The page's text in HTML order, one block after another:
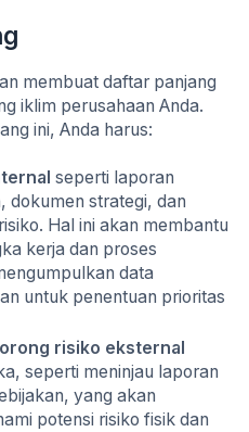
membuat daftar panjang
iklim perusahaan Anda.
ini, Anda harus:
seperti laporan
dokumen strategi, dan
Hal ini akan membantu
kerja dan proses
data
untuk penentuan prioritas
risiko eksternal
seperti meninjau laporan
yang akan
potensi risiko fisik dan